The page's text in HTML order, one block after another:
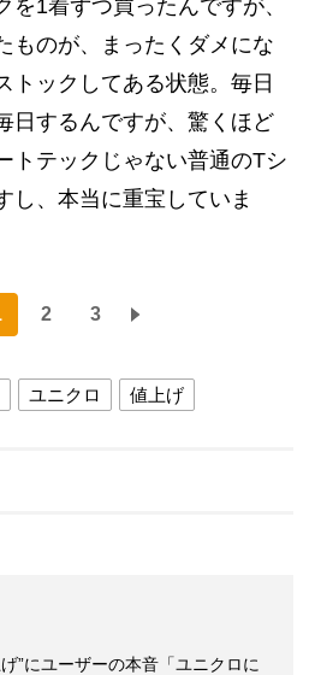
を1着ずつ買ったんですが、
ものが、まったくダメにな
トックしてある状態。毎日
日するんですが、驚くほど
トテックじゃない普通のTシ
し、本当に重宝していま
2 3
ユニクロ 値上げ
”にユーザーの本音「ユニクロに